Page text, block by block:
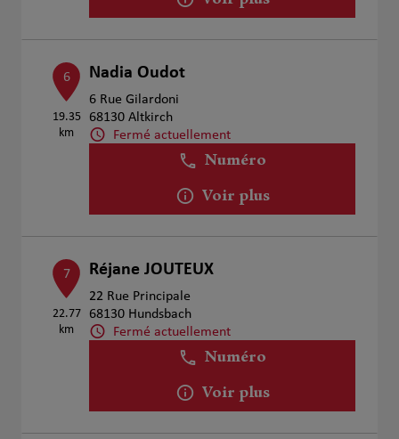
6
19.35
km
Nadia Oudot
6 Rue Gilardoni
68130 Altkirch
Fermé actuellement
Numéro
Voir plus
7
22.77
km
Réjane JOUTEUX
22 Rue Principale
68130 Hundsbach
Fermé actuellement
Numéro
Voir plus